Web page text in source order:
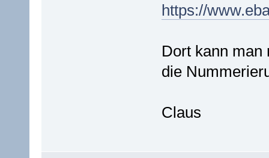
https://
Dort kann man
die
Claus